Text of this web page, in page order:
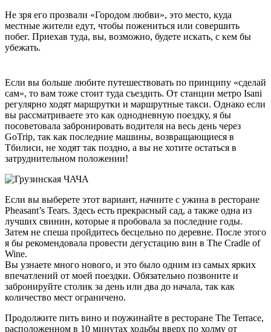
Не зря его прозвали «Городом любви», это место, куда
местные жители едут, чтобы пожениться или совершить
побег. Приехав туда, вы, возможно, будете искать, с кем бы
убежать.
Если вы больше любите путешествовать по принципу «сделай
сам», то вам тоже стоит туда съездить. От станции метро Isani
регулярно ходят маршрутки и маршрутные такси. Однако если
вы рассматриваете это как однодневную поездку, я бы
посоветовала забронировать водителя на весь день через
GoTrip, так как последние машины, возвращающиеся в
Тбилиси, не ходят так поздно, а вы не хотите остаться в
затруднительном положении!
Если вы выберете этот вариант, начните с ужина в ресторане
Pheasant’s Tears. Здесь есть прекрасный сад, а также одна из
лучших свинин, которые я пробовала за последние годы.
Затем не спеша пройдитесь бесцельно по деревне. После этого
я бы рекомендовала провести дегустацию вин в The Cradle of
Wine.
Вы узнаете много нового, и это было одним из самых ярких
впечатлений от моей поездки. Обязательно позвоните и
забронируйте столик за день или два до начала, так как
количество мест ограничено.
Продолжите пить вино и поужинайте в ресторане The Terrace,
расположенном в 10 минутах ходьбы вверх по холму от